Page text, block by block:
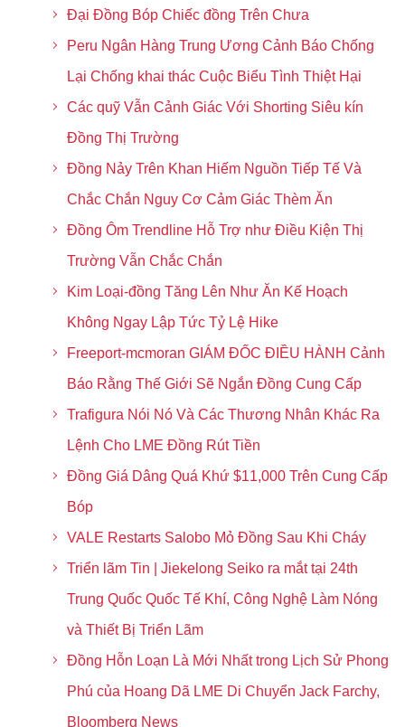
Đại Đồng Bóp Chiếc đồng Trên Chưa
Peru Ngân Hàng Trung Ương Cảnh Báo Chống
Lại Chống khai thác Cuộc Biểu Tình Thiệt Hại
Các quỹ Vẫn Cảnh Giác Với Shorting Siêu kín
Đồng Thị Trường
Đồng Nảy Trên Khan Hiếm Nguồn Tiếp Tế Và
Chắc Chắn Nguy Cơ Cảm Giác Thèm Ăn
Đồng Ôm Trendline Hỗ Trợ như Điều Kiện Thị
Trường Vẫn Chắc Chắn
Kim Loại-đồng Tăng Lên Như Ăn Kế Hoạch
Không Ngay Lập Tức Tỷ Lệ Hike
Freeport-mcmoran GIÁM ĐỐC ĐIỀU HÀNH Cảnh
Báo Rằng Thế Giới Sẽ Ngắn Đồng Cung Cấp
Trafigura Nói Nó Và Các Thương Nhân Khác Ra
Lệnh Cho LME Đồng Rút Tiền
Đồng Giá Dâng Quá Khứ $11,000 Trên Cung Cấp
Bóp
VALE Restarts Salobo Mỏ Đồng Sau Khi Cháy
Triển lãm Tin | Jiekelong Seiko ra mắt tại 24th
Trung Quốc Quốc Tế Khí, Công Nghệ Làm Nóng
và Thiết Bị Triển Lãm
Đồng Hỗn Loạn Là Mới Nhất trong Lịch Sử Phong
Phú của Hoang Dã LME Di Chuyển Jack Farchy,
Bloomberg News